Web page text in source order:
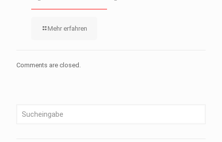
Mehr erfahren
Comments are closed.